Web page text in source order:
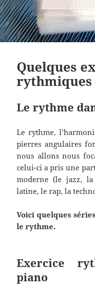
Quelques
Le rythme
Le rythme,
pierres angulaires
nous allons nous
celui-ci a pris une
moderne (le jazz,
latine, le rap, la
Voici quelques
le rythme.
Exercice
piano